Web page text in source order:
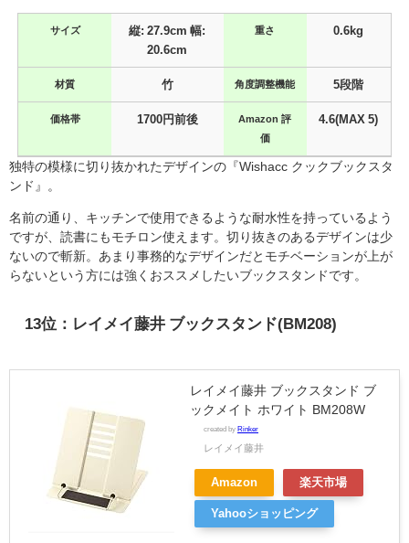
サイズ
縦: 27.9cm 幅:
20.6cm
重さ 0.6kg
材質 竹 角度調整機能 5段階
価格帯 1700円前後
Amazon 評
価
4.6(MAX 5)
独特の模様に切り抜かれたデザインの『Wishacc クックブックスタ
ンド』。
名前の通り、キッチンで使用できるような耐水性を持っているよう
ですが、読書にもモチロン使えます。切り抜きのあるデザインは少
ないので斬新。 あまり事務的なデザインだとモチベーションが上が
らないという方には強くおススメしたいブックスタンドです。
13位：レイメイ藤井 ブックスタンド(BM208)
レイメイ藤井 ブックスタンド ブ
ックメイト ホワイト BM208W
created by Rinker
レイメイ藤井
Amazon 楽天市場
Yahooショッピング